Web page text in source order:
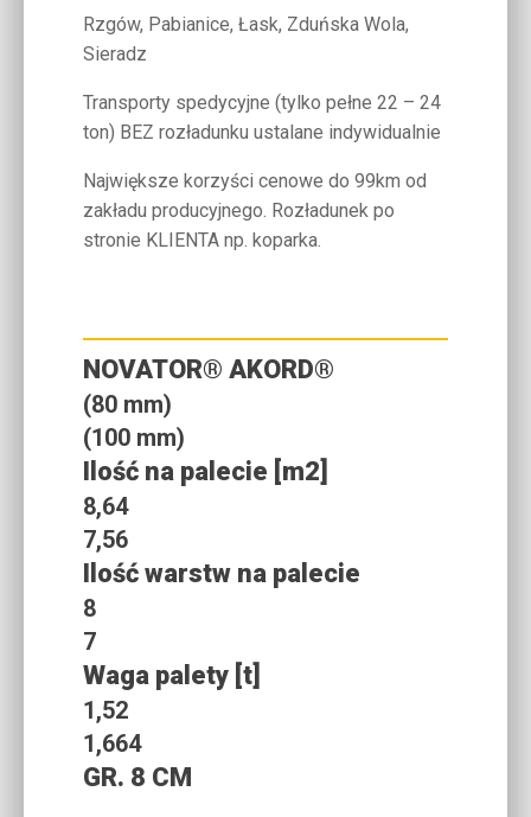
Rzgów, Pabianice, Łask, Zduńska Wola,
Sieradz
Transporty spedycyjne (tylko pełne 22 – 24
ton) BEZ rozładunku ustalane indywidualnie
Największe korzyści cenowe do 99km od
zakładu producyjnego. Rozładunek po
stronie KLIENTA np. koparka.
NOVATOR® AKORD®
(80 mm)
(100 mm)
Ilość na palecie [m2]
8,64
7,56
Ilość warstw na palecie
8
7
Waga palety [t]
1,52
1,664
GR. 8 CM